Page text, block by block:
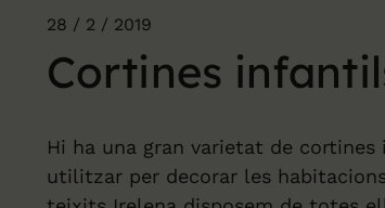
28 / 2 / 2019
Cortines
Hi ha una gran varietat de cortines
utilitzar per decorar les